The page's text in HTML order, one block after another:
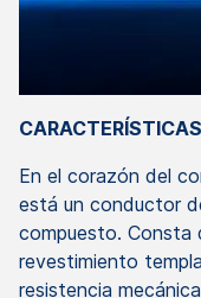
CARACTERÍSTICAS
En el corazón del
está un conductor
compuesto. Consta
revestimiento
resistencia